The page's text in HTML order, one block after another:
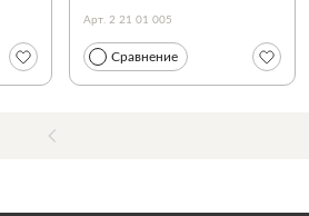
Арт. 2 21 01 005
Сравнение